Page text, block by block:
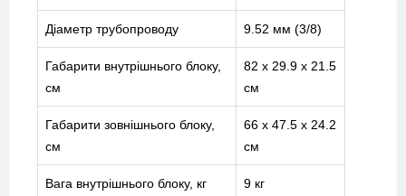
Діаметр трубопроводу 9.52 мм (3/8)
Габарити внутрішнього блоку,
см
82 х 29.9 х 21.5
см
Габарити зовнішнього блоку,
см
66 х 47.5 х 24.2
см
Вага внутрішнього блоку, кг 9 кг